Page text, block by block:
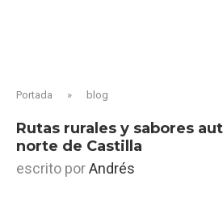
Portada » blog
Rutas rurales y sabores
norte de Castilla
escrito porAndrés